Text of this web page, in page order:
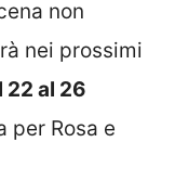
non
nei prossimi
al 26
per Rosa e